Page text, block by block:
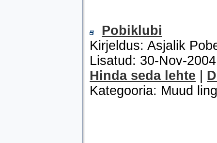
Pobiklubi
Kirjeldus: Asjalik
Lisatud: 30-Nov-
Hinda seda lehte
Kategooria: Muud